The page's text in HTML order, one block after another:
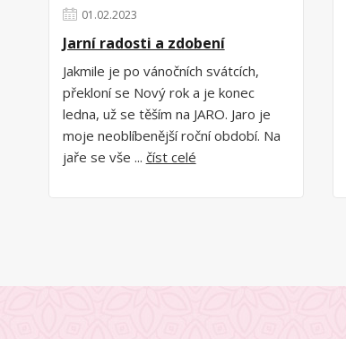
01 .02.2023
Jarní radosti a zdobení
Jakmile je po vánočních svátcích,
překloní se Nový rok a je konec
ledna, už se těším na JARO. Jaro je
moje neoblíbenější roční období. Na
jaře se vše ... číst celé